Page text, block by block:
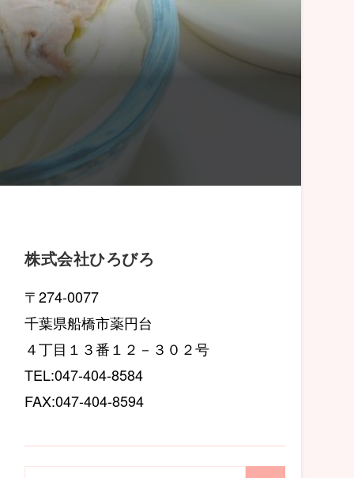
株式会社ひろびろ
〒274-0077
千葉県船橋市薬円台
４丁目１３番１２－３０２号
TEL:047-404-8584
FAX:047-404-8594